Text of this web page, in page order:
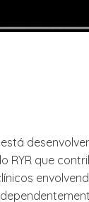
RYR que